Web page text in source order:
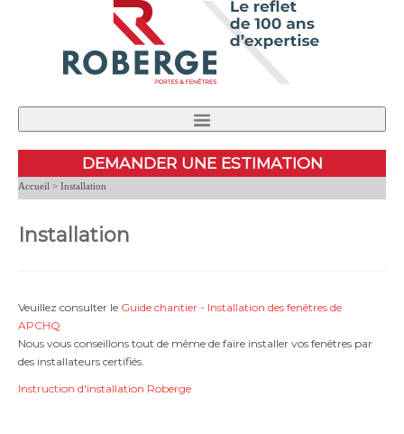
PRODUITS TROUVEZ UN DÉTAILLANT NOUVELLES
PERFORMANCE ET CERTIFICATION
DEMANDER UNE ESTIMATION
Accueil > Installation
Installation
Veuillez consulter le Guide chantier - Installation des fenêtres de
APCHQ
Nous vous conseillons tout de même de faire installer vos fenêtres par
des installateurs certifiés.
Instruction d'installation Roberge